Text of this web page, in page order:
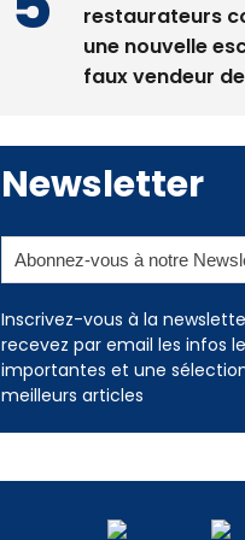
restaurateurs
une nouvelle
faux vendeur
Newsletter
Inscrivez-vous à la
recevez par email les infos
importantes et une
meilleurs articles